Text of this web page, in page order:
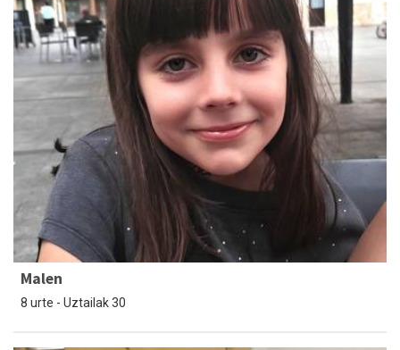
Malen
8 urte - Uztailak 30